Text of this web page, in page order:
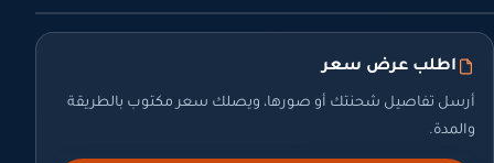
اطلب عرض سعر
أرسل تفاصيل شحنتك أو صورها، ويصلك سعر مكتوب بالطريقة
والمدة.